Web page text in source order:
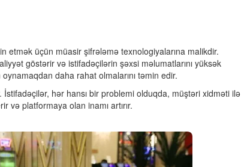
etmək üçün müasir şifrələmə texnologiyalarına malikdir.
göstərir və istifadəçilərin şəxsi məlumatlarını yüksək
daha rahat olmalarını təmin edir.
hər hansı bir problemi olduqda, müştəri xidməti ilə
və platformaya olan inamı artırır.